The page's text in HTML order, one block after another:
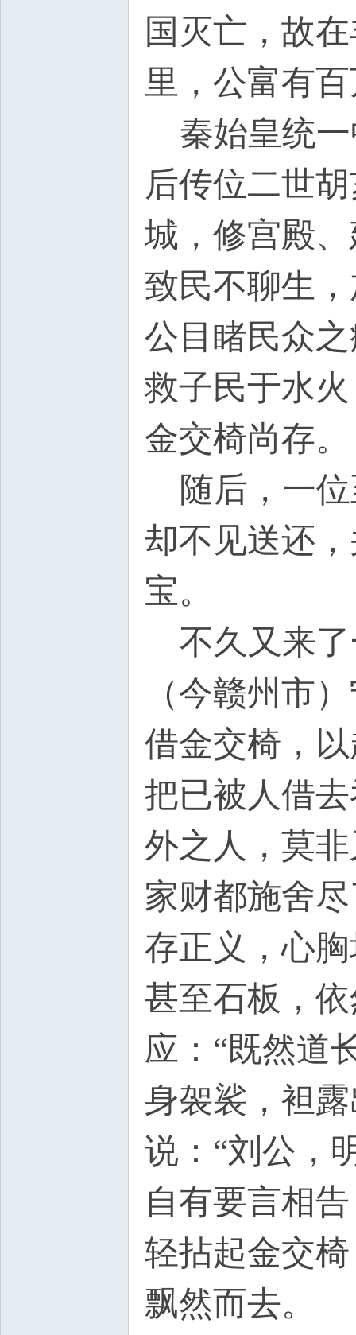
国灭亡，故
里，公富有
秦始皇统一
后传位二世
城，修宫殿
致民不聊生
公目睹民众
救子民于水
金交椅尚存。
随后，一位
却不见送还
宝。
不久又来了
（今赣州市
借金交椅，
把已被人借
外之人，莫
家财都施舍
存正义，心
甚至石板，
应：“既然道
身袈裟，袒
说：“刘公，
自有要言相
轻拈起金交
飘然而去。